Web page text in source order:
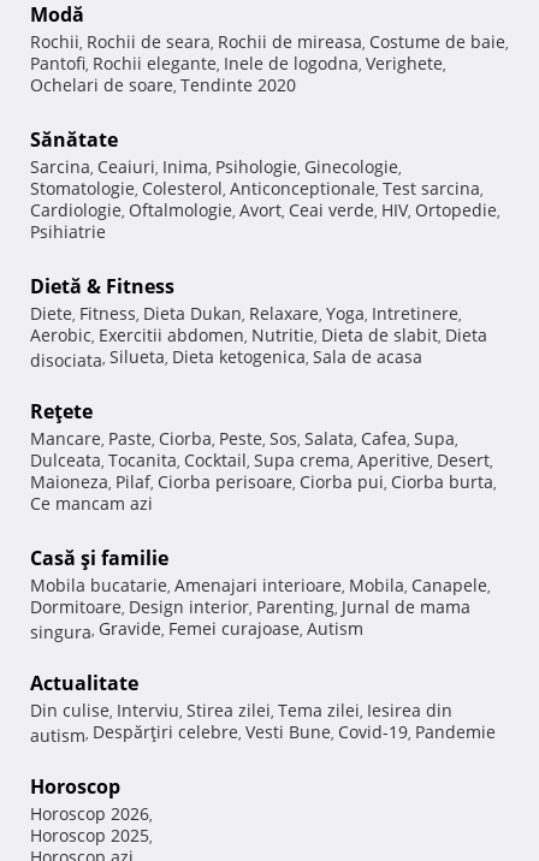
Modă
Rochii, Rochii de seara, Rochii de mireasa, Costume de baie,
Pantofi, Rochii elegante, Inele de logodna, Verighete,
Ochelari de soare, Tendinte 2020
Sănătate
Sarcina, Ceaiuri, Inima, Psihologie, Ginecologie,
Stomatologie, Colesterol, Anticonceptionale, Test sarcina,
Cardiologie, Oftalmologie, Avort, Ceai verde, HIV, Ortopedie,
Psihiatrie
Dietă & Fitness
Diete, Fitness, Dieta Dukan, Relaxare, Yoga, Intretinere,
Aerobic, Exercitii abdomen, Nutritie, Dieta de slabit, Dieta
disociata, Silueta, Dieta ketogenica, Sala de acasa
Reţete
Mancare, Paste, Ciorba, Peste, Sos, Salata, Cafea, Supa,
Dulceata, Tocanita, Cocktail, Supa crema, Aperitive, Desert,
Maioneza, Pilaf, Ciorba perisoare, Ciorba pui, Ciorba burta,
Ce mancam azi
Casă şi familie
Mobila bucatarie, Amenajari interioare, Mobila, Canapele,
Dormitoare, Design interior, Parenting, Jurnal de mama
singura, Gravide, Femei curajoase, Autism
Actualitate
Din culise, Interviu, Stirea zilei, Tema zilei, Iesirea din
autism, Despărţiri celebre, Vesti Bune, Covid-19, Pandemie
Horoscop
Horoscop 2026,
Horoscop 2025,